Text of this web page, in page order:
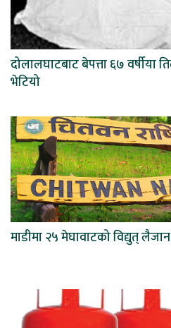
दोलालघाटबाट बेपत्ता ६७
भेटियो
माडीमा २५ मेघावाटको विद्युत्